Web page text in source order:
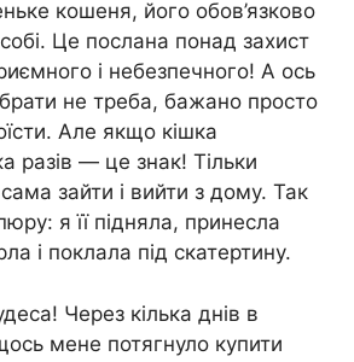
кошеня, його обов’язково
Це послана понад захист
і небезпечного! А ось
не треба, бажано просто
Але якщо кішка
разів — це знак! Тільки
зайти і вийти з дому. Так
я її підняла, принесла
і поклала під скатертину.
Через кілька днів в
мене потягнуло купити